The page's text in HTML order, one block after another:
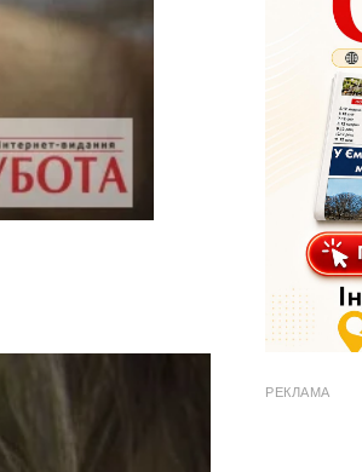
РЕКЛАМА